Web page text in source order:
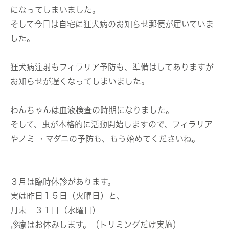
になってしまいました。
そして今日は自宅に狂犬病のお知らせ郵便が届いていま
した。
狂犬病注射もフィラリア予防も、準備はしてありますが
お知らせが遅くなってしまいました。
わんちゃんは血液検査の時期になりました。
そして、虫が本格的に活動開始しますので、フィラリア
やノミ ・マダニの予防も、もう始めてくださいね。
３月は臨時休診があります。
実は昨日１５日（火曜日）と、
月末 ３１日（水曜日）
診療はお休みします。（トリミングだけ実施）